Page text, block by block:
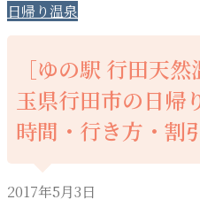
日帰り温泉
［ゆの駅 行田天
玉県行田市の日帰
時間・行き方・割
2017年5月3日